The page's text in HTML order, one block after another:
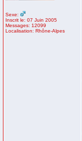
Sexe:
Inscrit le: 07 Juin 2005
Messages: 12099
Localisation: Rhône-Alpes